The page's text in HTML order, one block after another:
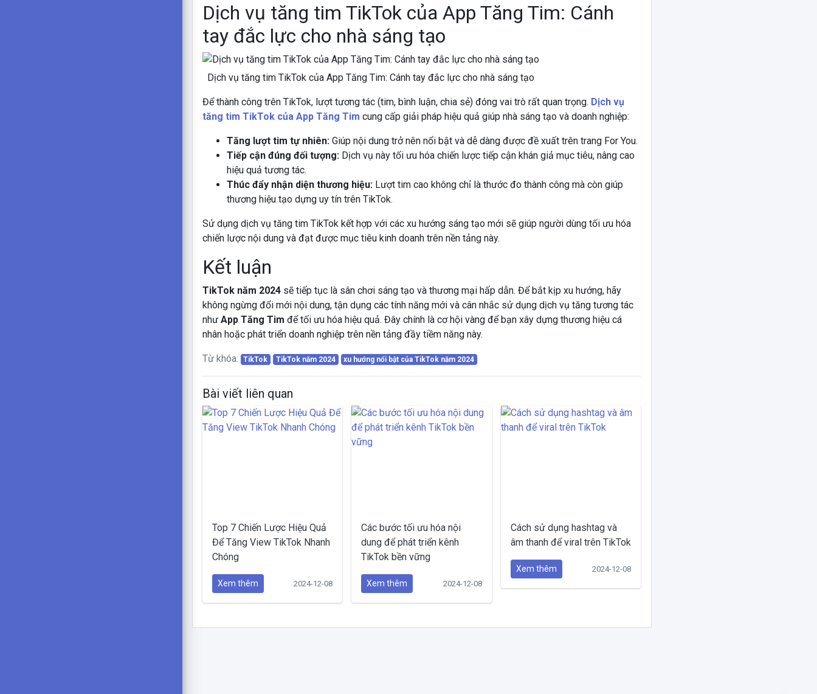
Dịch vụ tăng tim TikTok của App Tăng Tim: Cánh
tay đắc lực cho nhà sáng tạo
Dịch vụ tăng tim TikTok của App Tăng Tim: Cánh tay đắc lực cho nhà sáng tạo
Để thành công trên TikTok, lượt tương tác (tim, bình luận, chia sẻ) đóng vai trò rất quan trọng. Dịch vụ
tăng tim TikTok của App Tăng Tim cung cấp giải pháp hiệu quả giúp nhà sáng tạo và doanh nghiệp:
Tăng lượt tim tự nhiên:Giúp nội dung trở nên nổi bật và dễ dàng được đề xuất trên trang For You.
Tiếp cận đúng đối tượng:Dịch vụ này tối ưu hóa chiến lược tiếp cận khán giả mục tiêu, nâng cao
hiệu quả tương tác.
Thúc đẩy nhận diện thương hiệu:Lượt tim cao không chỉ là thước đo thành công mà còn giúp
thương hiệu tạo dựng uy tín trên TikTok.
Sử dụng dịch vụ tăng tim TikTok kết hợp với các xu hướng sáng tạo mới sẽ giúp người dùng tối ưu hóa
chiến lược nội dung và đạt được mục tiêu kinh doanh trên nền tảng này.
Kết luận
TikTok năm 2024 sẽ tiếp tục là sân chơi sáng tạo và thương mại hấp dẫn. Để bắt kịp xu hướng, hãy
không ngừng đổi mới nội dung, tận dụng các tính năng mới và cân nhắc sử dụng dịch vụ tăng tương tác
như App Tăng Tim để tối ưu hóa hiệu quả. Đây chính là cơ hội vàng để bạn xây dựng thương hiệu cá
nhân hoặc phát triển doanh nghiệp trên nền tảng đầy tiềm năng này.
Từ khóa: TikTok TikTok năm 2024 xu hướng nổi bật của TikTok năm 2024
Bài viết liên quan
Top 7 Chiến Lược Hiệu Quả
Để Tăng View TikTok Nhanh
Chóng
Xem thêm 2024-12-08
Các bước tối ưu hóa nội
dung để phát triển kênh
TikTok bền vững
Xem thêm 2024-12-08
Cách sử dụng hashtag và
âm thanh để viral trên TikTok
Xem thêm 2024-12-08